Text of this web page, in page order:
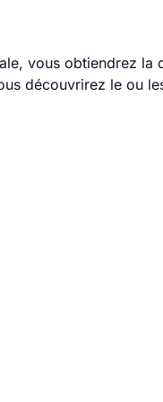
vous obtiendrez la
découvrirez le ou